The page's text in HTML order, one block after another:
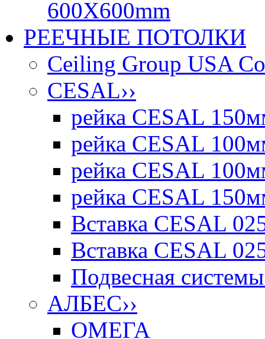
600X600mm
РЕЕЧНЫЕ ПОТОЛКИ
Ceiling Group USA
CESAL››
рейка CESAL
рейка CESAL
рейка CESAL
рейка CESAL
Вставка CESAL
Вставка CESAL
Подвесная
АЛБЕС››
ОМЕГА